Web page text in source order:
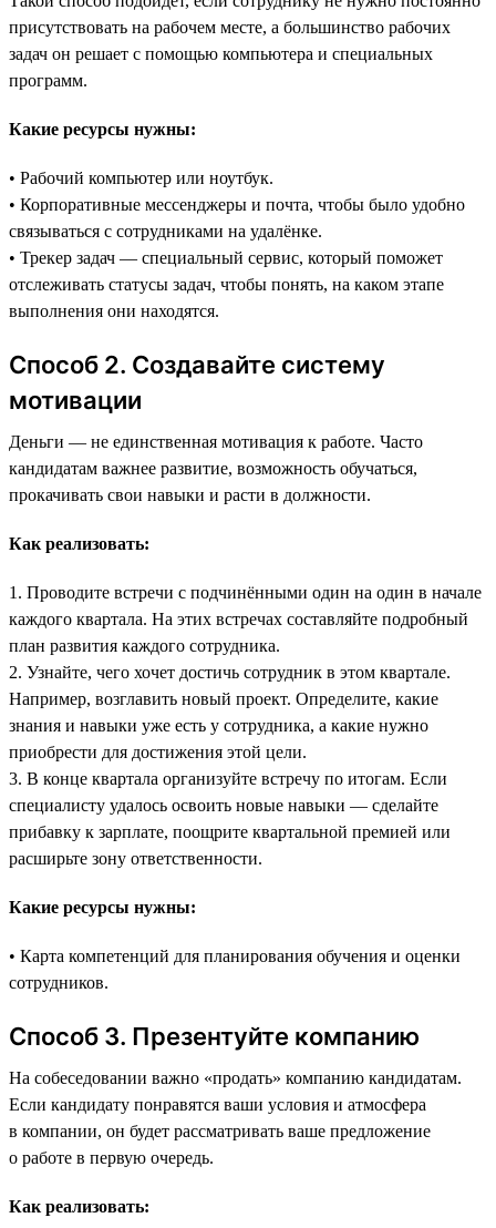
присутствовать на рабочем месте, а большинство рабочих
задач он решает с помощью компьютера и специальных
программ.
Какие ресурсы нужны:
• Рабочий компьютер или ноутбук.
• Корпоративные мессенджеры и почта, чтобы было удобно
связываться с сотрудниками на удалёнке.
• Трекер задач — специальный сервис, который поможет
отслеживать статусы задач, чтобы понять, на каком этапе
выполнения они находятся.
Способ 2. Создавайте систему
мотивации
Деньги — не единственная мотивация к работе. Часто
кандидатам важнее развитие, возможность обучаться,
прокачивать свои навыки и расти в должности.
Как реализовать:
1. Проводите встречи с подчинёнными один на один в начале
каждого квартала. На этих встречах составляйте подробный
план развития каждого сотрудника.
2. Узнайте, чего хочет достичь сотрудник в этом квартале.
Например, возглавить новый проект. Определите, какие
знания и навыки уже есть у сотрудника, а какие нужно
приобрести для достижения этой цели.
3. В конце квартала организуйте встречу по итогам. Если
специалисту удалось освоить новые навыки — сделайте
прибавку к зарплате, поощрите квартальной премией или
расширьте зону ответственности.
Какие ресурсы нужны:
• Карта компетенций для планирования обучения и оценки
сотрудников.
Способ 3. Презентуйте компанию
На собеседовании важно «продать» компанию кандидатам.
Если кандидату понравятся ваши условия и атмосфера
в компании, он будет рассматривать ваше предложение
о работе в первую очередь.
Как реализовать: